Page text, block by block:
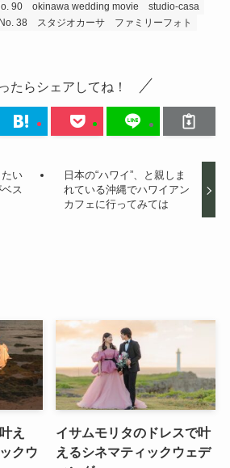
90 okinawa wedding movie
studio-casa
38 スタジオカーサ
ファミリーフォト
たらシェアしてね！
い
ス
日本の“ハワイ”、と親しま
れている沖縄でハワイアン
カフェに行ってみては
え
クウ
イサムモリタのドレスで叶
えるシネマティックウェデ